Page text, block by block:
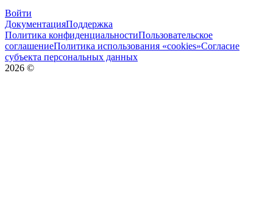
Войти
ДокументацияПоддержка
Политика конфиденциальностиПользовательское
соглашениеПолитика использования «cookies»Согласие
субъекта персональных данных
2026 ©